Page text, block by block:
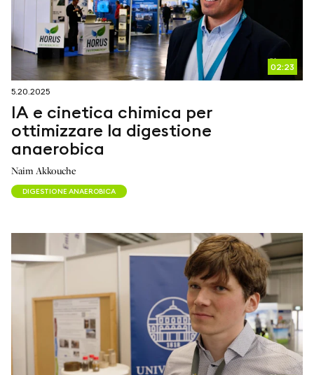
02:23
5.20.2025
IA e cinetica chimica per
ottimizzare la digestione
anaerobica
Naim Akkouche
DIGESTIONE ANAEROBICA